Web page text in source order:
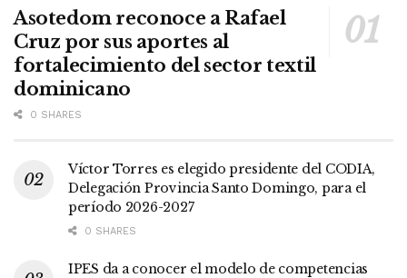
Asotedom reconoce a Rafael
Cruz por sus aportes al
fortalecimiento del sector textil
dominicano
0 SHARES
Víctor Torres es elegido presidente del CODIA,
Delegación Provincia Santo Domingo, para el
período 2026-2027
0 SHARES
IPES da a conocer el modelo de competencias